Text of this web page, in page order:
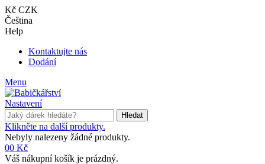
Kč CZK
Čeština
Help
Kontaktujte nás
Dodání
Menu
Nastavení
Hledat
Klikněte na další produkty.
Nebyly nalezeny žádné produkty.
00 Kč
Váš nákupní košík je prázdný.